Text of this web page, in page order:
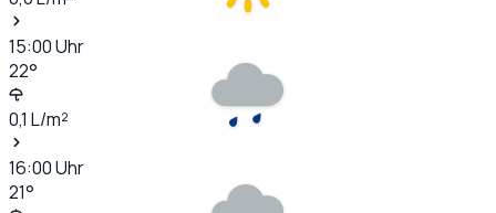
15:00Uhr
22°
0,1 L/m²
16:00Uhr
21°